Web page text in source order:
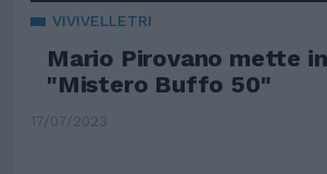
VIVIVELLETRI
Mario Pirovano mette
"Mistero Buffo 50"
17/07/2023